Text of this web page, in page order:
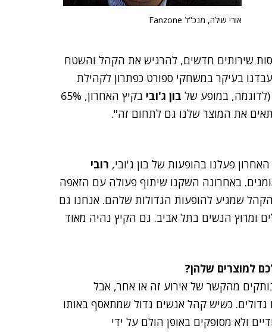
אורי שילה, מנכ"ל Fanzone
שירותים חדשים, להרגיש את הקהל והשטח
בעיקר במשחקי ספורט כפתרון לקהילת
במופע של בון ג'ובי
בקיץ האחרון, 65%
את המוצר שלנו גם לתחום זה".
פעלנו בהופעות של בון ג'ובי, רובי
אומנים. באחרונה השקנו שיתוף פעולה עם הזאפה
הקהל שמגיע להופעות הגדולות שלהם. אנחנו גם
ומרוץ הנשים בתל אביב. גם הקיץ נהיה מאוד
למוצרים שלהן?
מהקשר של אירוע זה או אחר, אבל
כשיש קהל אנשים גדול שמתאסף באותו
ולא מסופקים באופן הולם על ידי